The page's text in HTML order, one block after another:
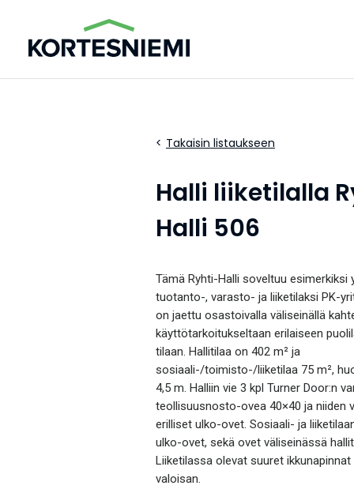
Takaisin listaukseen
Halli liiketilalla
Halli 506
Tämä Ryhti-Halli soveltuu esimerkiksi
tuotanto-, varasto- ja liiketilaksi PK-
on jaettu osastoivalla väliseinällä
käyttötarkoitukseltaan erilaiseen
tilaan. Hallitilaa on 402 m² ja
sosiaali-/toimisto-/liiketilaa 75 m²,
4,5 m. Halliin vie 3 kpl Turner Door:n
teollisuusnosto-ovea 40×40 ja niiden
erilliset ulko-ovet. Sosiaali- ja
ulko-ovet, sekä ovet väliseinässä
Liiketilassa olevat suuret
valoisan.